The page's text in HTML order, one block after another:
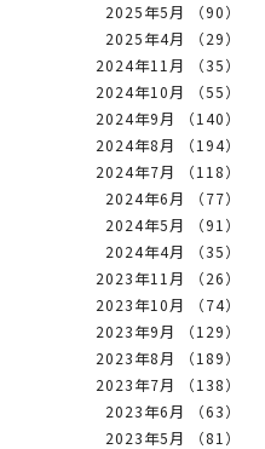
2025年5月 （90）
2025年4月 （29）
2024年11月 （35）
2024年10月 （55）
2024年9月 （140）
2024年8月 （194）
2024年7月 （118）
2024年6月 （77）
2024年5月 （91）
2024年4月 （35）
2023年11月 （26）
2023年10月 （74）
2023年9月 （129）
2023年8月 （189）
2023年7月 （138）
2023年6月 （63）
2023年5月 （81）